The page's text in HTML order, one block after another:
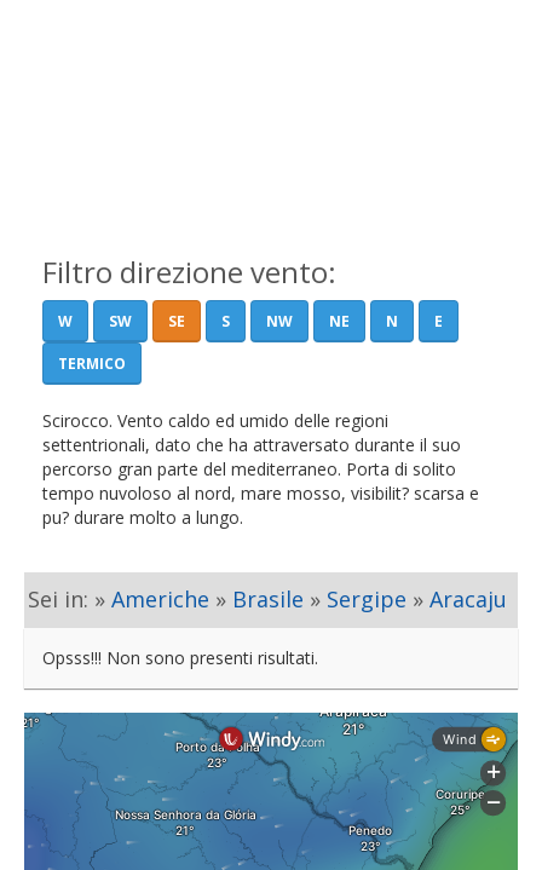
Filtro direzione vento:
W SW SE S NW NE N E
TERMICO
Scirocco. Vento caldo ed umido delle regioni
settentrionali, dato che ha attraversato durante il suo
percorso gran parte del mediterraneo. Porta di solito
tempo nuvoloso al nord, mare mosso, visibilit? scarsa e
pu? durare molto a lungo.
Sei in: » Americhe » Brasile » Sergipe » Aracaju
Opsss!!! Non sono presenti risultati.